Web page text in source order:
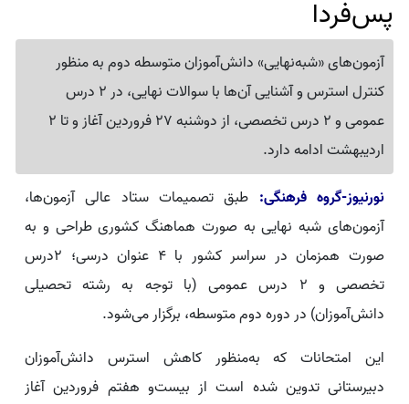
پس‌فردا
آزمون‌های «شبه‌نهایی» دانش‌آموزان متوسطه دوم به منظور
کنترل استرس‌ و آشنایی آن‌ها با سوالات نهایی، در 2 درس
عمومی و 2 درس تخصصی، از دوشنبه 27 فروردین آغاز و تا 2
اردیبهشت ادامه دارد.
نورنیوز-گروه فرهنگی: طبق تصمیمات ستاد عالی آزمون‌ها،
آزمون‌های شبه نهایی به صورت هماهنگ کشوری طراحی و به
صورت همزمان در سراسر کشور با ۴ عنوان درسی؛ ۲درس
تخصصی و ۲ درس عمومی (با توجه به رشته تحصیلی
دانش‌آموزان) در دوره دوم متوسطه، برگزار می‌شود.
این ‌امتحانات که به‌منظور کاهش استرس دانش‌آموزان
دبیرستانی تدوین شده است از بیست‌و هفتم فروردین آغاز